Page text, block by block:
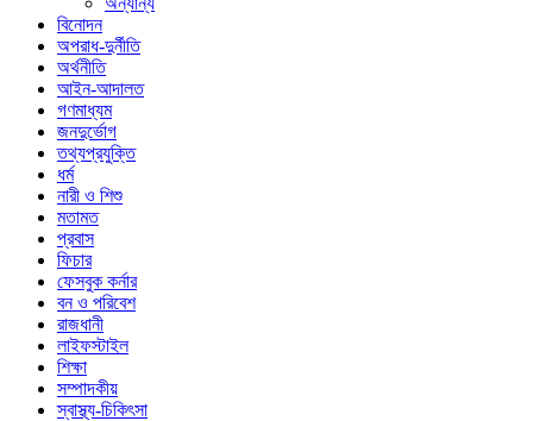
বিনোদন
অপরাধ-দুর্নীতি
অর্থনীতি
আইন-আদালত
গণমাধ্যম
জনদুর্ভোগ
তথ্যপ্রযুক্তি
ধর্ম
নারী ও শিশু
মতামত
প্রবাস
ফিচার
ফেসবুক কর্নার
বন ও পরিবেশ
রাজধানী
লাইফস্টাইল
শিক্ষা
সম্পাদকীয়
স্বাস্থ্য-চিকিৎসা